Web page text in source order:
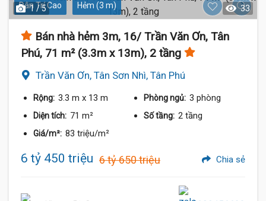
Dân Trí Cao Hẻm (3 m)
1 / 5 33
Bán nhà hẻm 3m, 16/ Trần Văn Ơn, Tân
Phú, 71 m² (3.3m x 13m), 2 tầng
Trần Văn Ơn, Tân Sơn Nhì, Tân Phú
Rộng: 3.3 m x 13 m Phòng ngủ: 3 phòng
Diện tích: 71 m² Số tầng: 2 tầng
Giá/m²: 83 triệu/m²
6 tỷ 450 triệu 6 tỷ 650 triệu Chia sẻ